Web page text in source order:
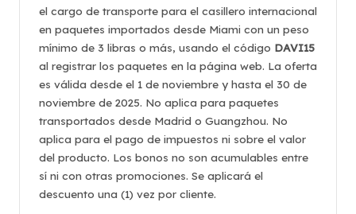
el cargo de transporte para el casillero internacional
en paquetes importados desde Miami con un peso
mínimo de 3 libras o más, usando el código DAVI15
al registrar los paquetes en la página web. La oferta
es válida desde el 1 de noviembre y hasta el 30 de
noviembre de 2025. No aplica para paquetes
transportados desde Madrid o Guangzhou. No
aplica para el pago de impuestos ni sobre el valor
del producto. Los bonos no son acumulables entre
sí ni con otras promociones. Se aplicará el
descuento una (1) vez por cliente.